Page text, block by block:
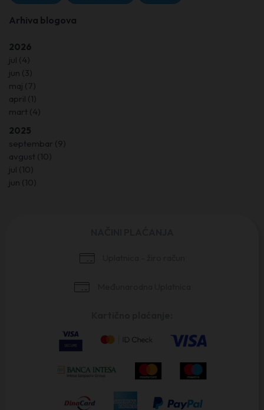
Arhiva blogova
2026
jul (4)
jun (3)
maj (7)
april (1)
mart (4)
2025
septembar (9)
avgust (10)
jul (10)
jun (10)